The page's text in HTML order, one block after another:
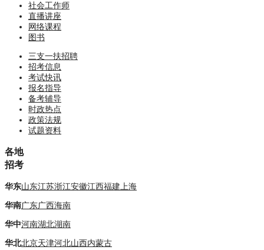
社会工作师
直播讲座
网络课程
图书
三支一扶招聘
招考信息
考试快讯
报名指导
备考辅导
时政热点
政策法规
试题资料
各地
招考
华东山东江苏浙江安徽江西福建 上海
华南广东广西海南
华中河南湖北湖南
华北北京天津河北山西内蒙古